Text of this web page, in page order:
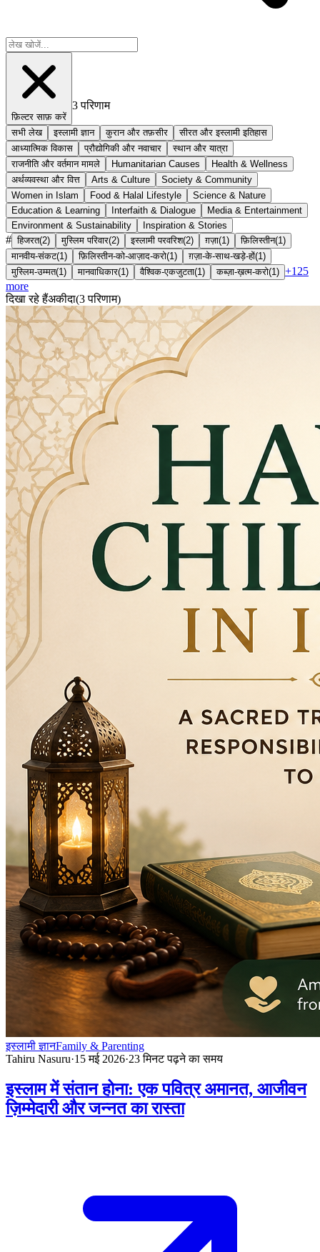
फ़िल्टर साफ़ करें
3 परिणाम
सभी लेख इस्लामी ज्ञान कुरान और तफ़सीर
सीरत और इस्लामी इतिहास
आध्यात्मिक विकास
प्रौद्योगिकी और नवाचार
स्थान और यात्रा
राजनीति और वर्तमान मामले
Humanitarian Causes
Health & Wellness
अर्थव्यवस्था और वित्त
Arts & Culture
Society & Community
Women in Islam
Food & Halal Lifestyle
Science & Nature
Education & Learning
Interfaith & Dialogue
Media & Entertainment
Environment & Sustainability
Inspiration & Stories
# हिजरत(2) मुस्लिम परिवार(2) इस्लामी परवरिश(2) ग़ज़ा(1 ) फ़िलिस्तीन(1 )
मानवीय-संकट(1 ) फ़िलिस्तीन-को-आज़ाद-करो(1 ) ग़ज़ा-के-साथ-खड़े-हों(1 )
मुस्लिम-उम्मत(1 ) मानवाधिकार(1 ) वैश्विक-एकजुटता(1 ) कब्ज़ा-ख़त्म-करो(1 ) +125
more
दिखा रहे हैंअकीदा(3 परिणाम)
इस्लामी ज्ञानFamily & Parenting
Tahiru Nasuru·15 मई 2026·23 मिनट पढ़ने का समय
इस्लाम में संतान होना: एक पवित्र अमानत, आजीवन
ज़िम्मेदारी और जन्नत का रास्ता